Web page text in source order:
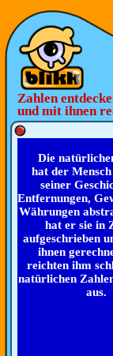
Zahlen
und mit ihnen
Die
hat der
seiner
Entfernungen,
Währungen
hat er sie in
aufgeschrieben
ihnen
reichten ihm
natürlichen
aus.